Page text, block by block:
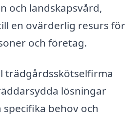
och landskapsvård,
en ovärderlig resurs för
och företag.
trädgårdsskötselfirma
lösningar
behov och